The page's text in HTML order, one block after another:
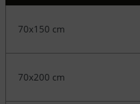
70x150 cm
70x200 cm